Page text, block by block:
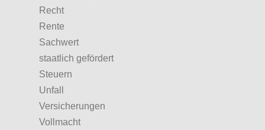
Recht
Rente
Sachwert
staatlich gefördert
Steuern
Unfall
Versicherungen
Vollmacht